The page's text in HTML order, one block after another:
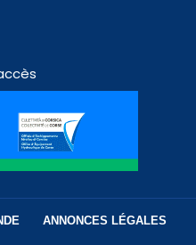
ANNONCES LÉGALES